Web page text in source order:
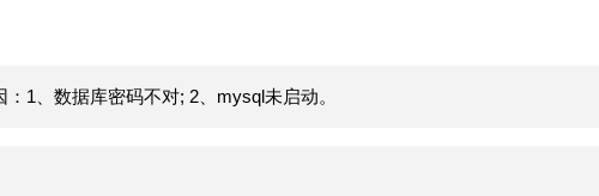
1、数据库密码不对; 2、mysql未启动。